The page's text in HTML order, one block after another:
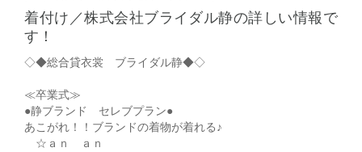
着付け／株式会社ブライダル静の詳しい情報で
す！
◇◆総合貸衣裳 ブライダル静◆◇
≪卒業式≫
●静ブランド セレブプラン●
あこがれ！！ブランドの着物が着れる♪
☆ａｎ ａｎ